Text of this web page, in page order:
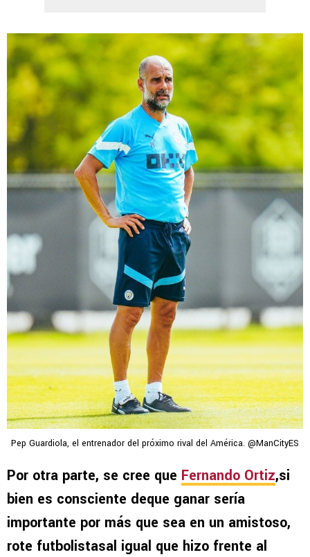
Pep Guardiola, el entrenador del próximo rival del América. @ManCityES
Por otra parte, se cree que Fernando Ortiz,si
bien es consciente deque ganar sería
importante por más que sea en un amistoso,
rote futbolistasal igual que hizo frente al